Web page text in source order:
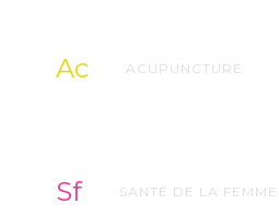
Ac ACUPUNCTURE
Sf SANTÉ DE LA FEMME